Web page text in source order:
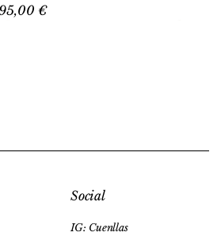
Precio €
Social
IG: Cuenllas